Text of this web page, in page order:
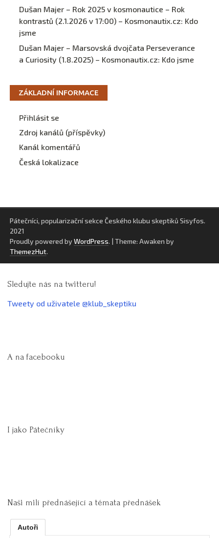
Dušan Majer – Rok 2025 v kosmonautice – Rok
kontrastů (2.1.2026 v 17:00) – Kosmonautix.cz: Kdo
jsme
Dušan Majer – Marsovská dvojčata Perseverance
a Curiosity (1.8.2025) – Kosmonautix.cz: Kdo jsme
ZÁKLADNÍ INFORMACE
Přihlásit se
Zdroj kanálů (příspěvky)
Kanál komentářů
Česká lokalizace
Pátečníci, popularizační sekce Českého klubu skeptiků Sisyfos.
2021
Proudly powered by WordPress. | Theme: Awaken by
ThemezHut.
Sledujte nás na twitteru!
Tweety od uživatele @klub_skeptiku
A na facebooku
I jako Pátečníky
Naši milí přednášející a témata přednášek
Autoři